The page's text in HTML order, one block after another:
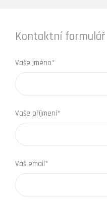
Kontaktní formulář
Vaše jméno*
Vaše příjmení*
Váš email*